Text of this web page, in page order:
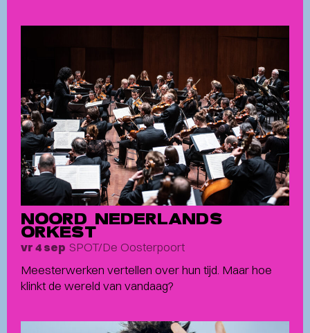
NOORD NEDERLANDS
ORKEST
vr 4 sep SPOT/De Oosterpoort
Meesterwerken vertellen over hun tijd. Maar hoe
klinkt de wereld van vandaag?